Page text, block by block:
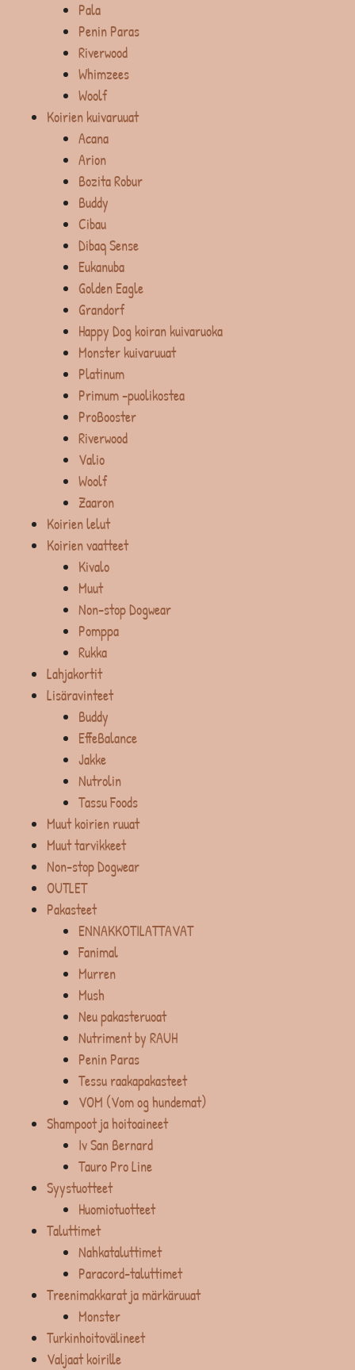
Pala
Penin Paras
Riverwood
Whimzees
Woolf
Koirien kuivaruuat
Acana
Arion
Bozita Robur
Buddy
Cibau
Dibaq Sense
Eukanuba
Golden Eagle
Grandorf
Happy Dog koiran kuivaruoka
Monster kuivaruuat
Platinum
Primum -puolikostea
ProBooster
Riverwood
Valio
Woolf
Zaaron
Koirien lelut
Koirien vaatteet
Kivalo
Muut
Non-stop Dogwear
Pomppa
Rukka
Lahjakortit
Lisäravinteet
Buddy
EffeBalance
Jakke
Nutrolin
Tassu Foods
Muut koirien ruuat
Muut tarvikkeet
Non-stop Dogwear
OUTLET
Pakasteet
ENNAKKOTILATTAVAT
Fanimal
Murren
Mush
Neu pakasteruoat
Nutriment by RAUH
Penin Paras
Tessu raakapakasteet
VOM (Vom og hundemat)
Shampoot ja hoitoaineet
Iv San Bernard
Tauro Pro Line
Syystuotteet
Huomiotuotteet
Taluttimet
Nahkataluttimet
Paracord-taluttimet
Treenimakkarat ja märkäruuat
Monster
Turkinhoitovälineet
Valjaat koirille